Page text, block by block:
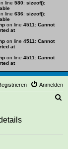
line 580: sizeof():
line 636: sizeof():
on line 4511 : Cannot
at
on line 4511 : Cannot
at
on line 4511 : Cannot
at
Anmelden
h